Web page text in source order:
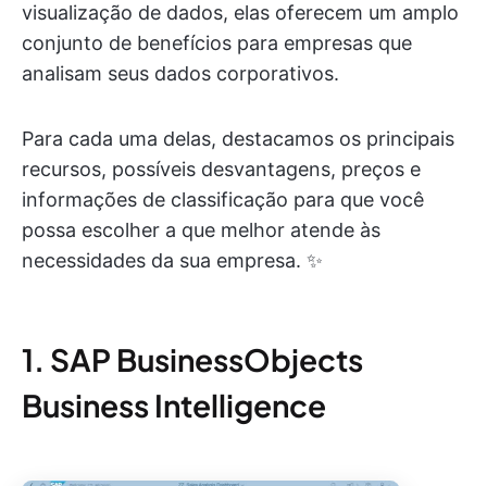
visualização de dados, elas oferecem um amplo
conjunto de benefícios para empresas que
analisam seus dados corporativos.
Para cada uma delas, destacamos os principais
recursos, possíveis desvantagens, preços e
informações de classificação para que você
possa escolher a que melhor atende às
necessidades da sua empresa. ✨
1. SAP BusinessObjects
Business Intelligence